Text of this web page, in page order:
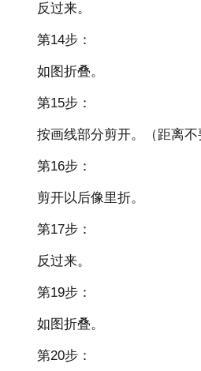
反过来。
第14步：
如图折叠。
第15步：
按画线部分剪开。（距离不
第16步：
剪开以后像里折。
第17步：
反过来。
第19步：
如图折叠。
第20步：